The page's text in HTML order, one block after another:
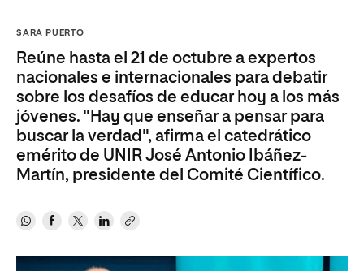
SARA PUERTO
Reúne hasta el 21 de octubre a expertos
nacionales e internacionales para debatir
sobre los desafíos de educar hoy a los más
jóvenes. "Hay que enseñar a pensar para
buscar la verdad", afirma el catedrático
emérito de UNIR José Antonio Ibáñez-
Martín, presidente del Comité Científico.